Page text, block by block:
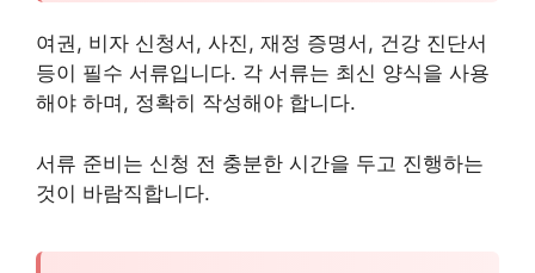
여권, 비자 신청서, 사진, 재정 증명서, 건강 진단서
등이 필수 서류입니다. 각 서류는 최신 양식을 사용
해야 하며, 정확히 작성해야 합니다.
서류 준비는 신청 전 충분한 시간을 두고 진행하는
것이 바람직합니다.